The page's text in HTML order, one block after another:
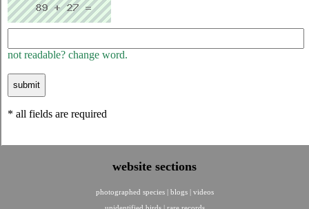
not readable? change word.
* all fields are required
website sections
photographed species | blogs | videos